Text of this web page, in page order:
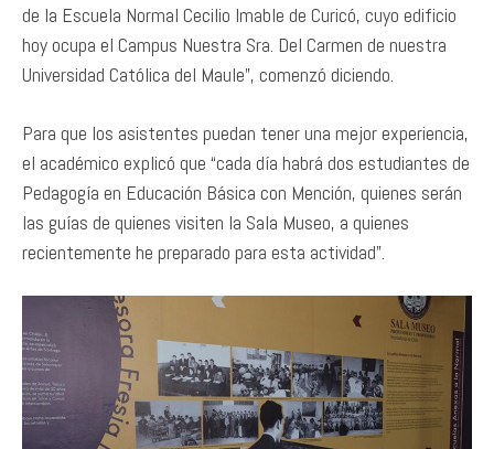
de la Escuela Normal Cecilio Imable de Curicó, cuyo edificio
hoy ocupa el Campus Nuestra Sra. Del Carmen de nuestra
Universidad Católica del Maule”, comenzó diciendo.
Para que los asistentes puedan tener una mejor experiencia,
el académico explicó que “cada día habrá dos estudiantes de
Pedagogía en Educación Básica con Mención, quienes serán
las guías de quienes visiten la Sala Museo, a quienes
recientemente he preparado para esta actividad”.